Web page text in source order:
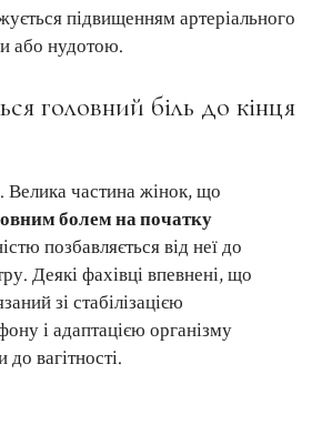
підвищенням артеріального
або нудотою.
головний біль до кінця
Велика частина жінок, що
болем на початку
позбавляється від неї до
Деякі фахівці впевнені, що
зі стабілізацією
і адаптацією організму
вагітності.